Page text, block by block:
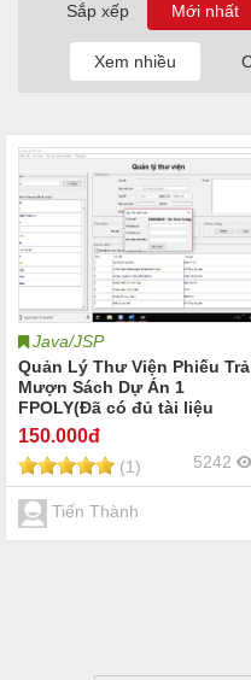
Sắp xếp
Java/JSP
Quản Lý Thư Viện Phiếu Trả
Mượn Sách Dự Án 1
FPOLY(Đã có đủ tài liệu
word trong file)
150.000đ
(1) 5242
Tiến Thành